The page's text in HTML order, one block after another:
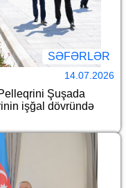
SƏFƏRLƏR
14.07.2026
Şuşada
işğal dövründə